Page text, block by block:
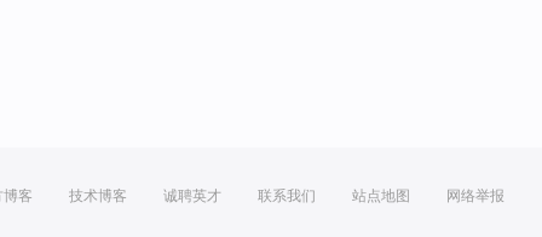
博客 技术博客 诚聘英才 联系我们 站点地图 网络举报